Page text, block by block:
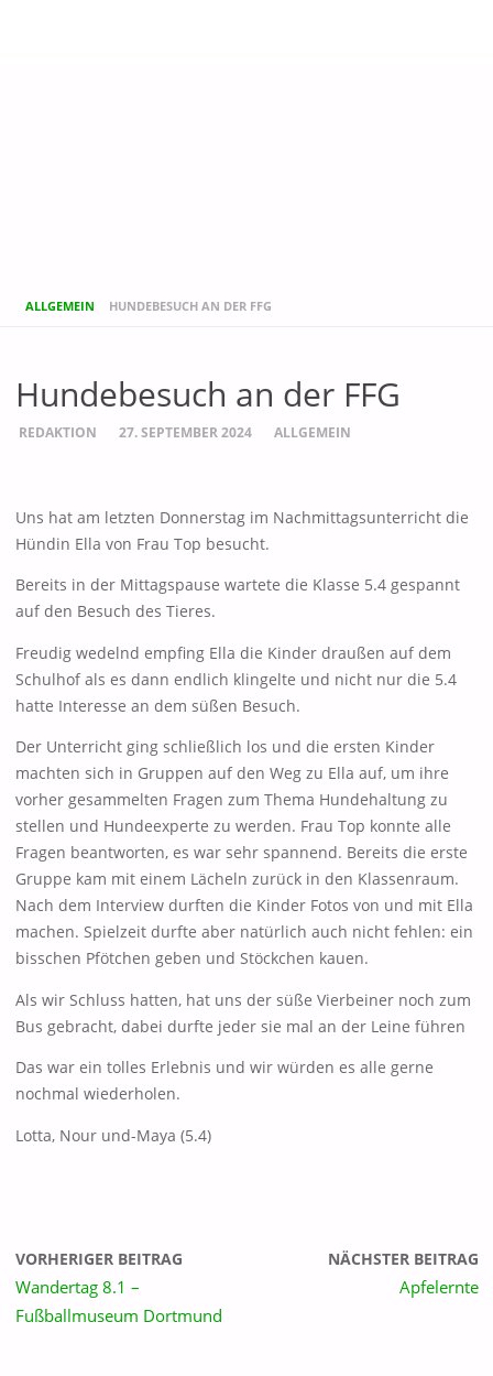
START
ALLGEMEIN HUNDEBESUCH AN DER FFG
Hundebesuch an der FFG
REDAKTION 27. SEPTEMBER 2024 ALLGEMEIN
Uns hat am letzten Donnerstag im Nachmittagsunterricht die
Hündin Ella von Frau Top besucht.
Bereits in der Mittagspause wartete die Klasse 5.4 gespannt
auf den Besuch des Tieres.
Freudig wedelnd empfing Ella die Kinder draußen auf dem
Schulhof als es dann endlich klingelte und nicht nur die 5.4
hatte Interesse an dem süßen Besuch.
Der Unterricht ging schließlich los und die ersten Kinder
machten sich in Gruppen auf den Weg zu Ella auf, um ihre
vorher gesammelten Fragen zum Thema Hundehaltung zu
stellen und Hundeexperte zu werden. Frau Top konnte alle
Fragen beantworten, es war sehr spannend. Bereits die erste
Gruppe kam mit einem Lächeln zurück in den Klassenraum.
Nach dem Interview durften die Kinder Fotos von und mit Ella
machen. Spielzeit durfte aber natürlich auch nicht fehlen: ein
bisschen Pfötchen geben und Stöckchen kauen.
Als wir Schluss hatten, hat uns der süße Vierbeiner noch zum
Bus gebracht, dabei durfte jeder sie mal an der Leine führen
Das war ein tolles Erlebnis und wir würden es alle gerne
nochmal wiederholen.
Lotta, Nour und-Maya (5.4)
VORHERIGER BEITRAG
Wandertag 8.1 –
Fußballmuseum Dortmund
NÄCHSTER BEITRAG
Apfelernte